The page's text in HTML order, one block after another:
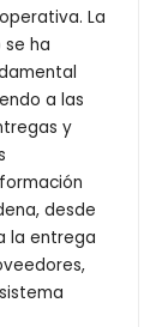
La
ha
a las
y
desde
la entrega